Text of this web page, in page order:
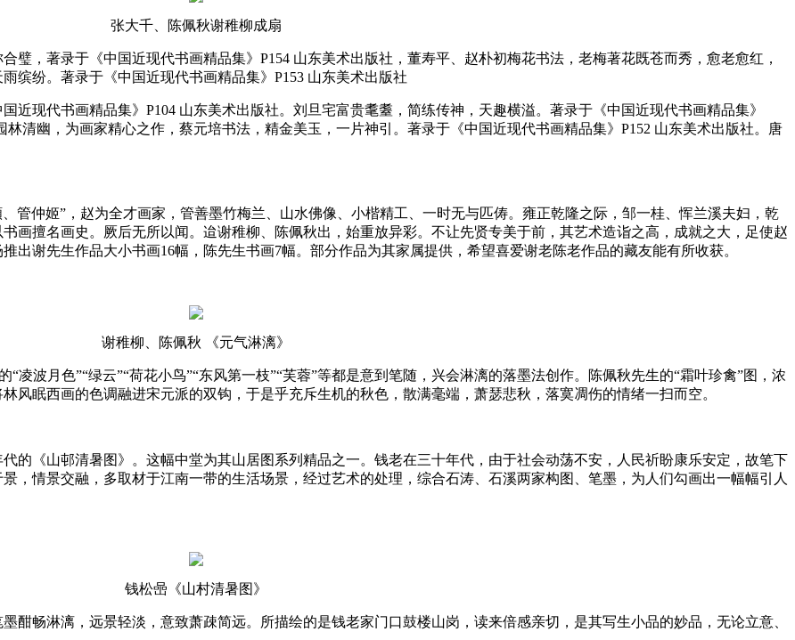
张大千、陈佩秋谢稚柳成扇
璧，著录于《中国近现代书画精品集》P154 山东美术出版社，董寿平、赵朴初梅花书法，老梅著花既苍而秀，愈老愈红，
缤纷。著录于《中国近现代书画精品集》P153 山东美术出版社
近现代书画精品集》P104 山东美术出版社。刘旦宅富贵耄耋，简练传神，天趣横溢。著录于《中国近现代书画精品集》
清幽，为画家精心之作，蔡元培书法，精金美玉，一片神引。著录于《中国近现代书画精品集》P152 山东美术出版社。唐
管仲姬”，赵为全才画家，管善墨竹梅兰、山水佛像、小楷精工、一时无与匹俦。雍正乾隆之际，邹一桂、恽兰溪夫妇，乾
画擅名画史。厥后无所以闻。迨谢稚柳、陈佩秋出，始重放异彩。不让先贤专美于前，其艺术造诣之高，成就之大，足使赵
谢先生作品大小书画16幅，陈先生书画7幅。部分作品为其家属提供，希望喜爱谢老陈老作品的藏友能有所收获。
谢稚柳、陈佩秋 《元气淋漓》
凌波月色”“绿云”“荷花小鸟”“东风第一枝”“芙蓉”等都是意到笔随，兴会淋漓的落墨法创作。陈佩秋先生的“霜叶珍禽”图，浓
风眠西画的色调融进宋元派的双钩，于是乎充斥生机的秋色，散满毫端，萧瑟悲秋，落寞凋伤的情绪一扫而空。
的《山邨清暑图》。这幅中堂为其山居图系列精品之一。钱老在三十年代，由于社会动荡不安，人民祈盼康乐安定，故笔下
，情景交融，多取材于江南一带的生活场景，经过艺术的处理，综合石涛、石溪两家构图、笔墨，为人们勾画出一幅幅引人
钱松喦《山村清暑图》
酣畅淋漓，远景轻淡，意致萧疎简远。所描绘的是钱老家门口鼓楼山岗，读来倍感亲切，是其写生小品的妙品，无论立意、